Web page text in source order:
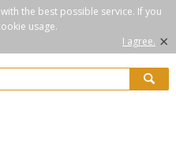
the best possible service. If you
usage.
I agree. ×